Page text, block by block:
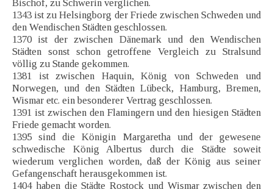
Bischof, zu Schwerin verglichen.
1343 ist zu Helsingborg der Friede zwischen Schweden und
den Wendischen Städten geschlossen.
1370 ist der zwischen Dänemark und den Wendischen
Städten sonst schon getroffene Vergleich zu Stralsund
völlig zu Stande gekommen.
1381 ist zwischen Haquin, König von Schweden und
Norwegen, und den Städten Lübeck, Hamburg, Bremen,
Wismar etc. ein besonderer Vertrag geschlossen.
1391 ist zwischen den Flamingern und den hiesigen Städten
Friede gemacht worden.
1395 sind die Königin Margaretha und der gewesene
schwedische König Albertus durch die Städte soweit
wiederum verglichen worden, daß der König aus seiner
Gefangenschaft herausgekommen ist.
1404 haben die Städte Rostock und Wismar zwischen den